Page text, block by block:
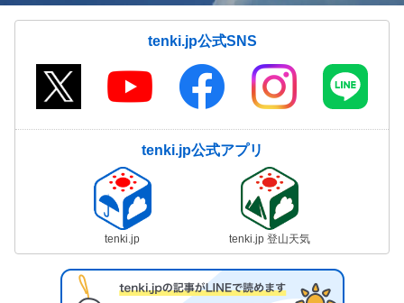
tenki.jp公式SNS
tenki.jp公式アプリ
tenki.jp tenki.jp 登山天気